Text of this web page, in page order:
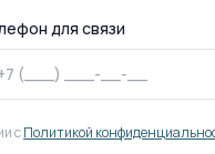
для связи
сПолитикой